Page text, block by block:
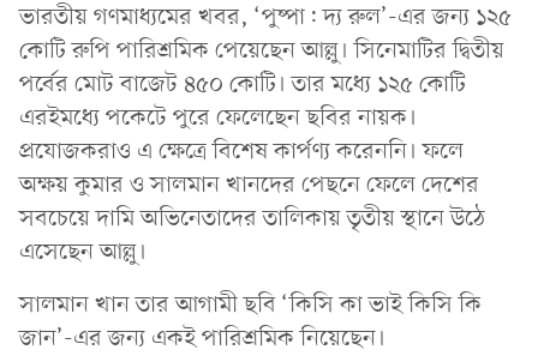
ভারতীয় গণমাধ্যমের খবর, ‘পুষ্পা: দ্য রুল’-এর জন্য ১২৫
কোটি রুপি পারিশ্রমিক পেয়েছেন আল্লু। সিনেমাটির দ্বিতীয়
পর্বের মোট বাজেট ৪৫০ কোটি। তার মধ্যে ১২৫ কোটি
এরইমধ্যে পকেটে পুরে ফেলেছেন ছবির নায়ক।
প্রযোজকরাও এ ক্ষেত্রে বিশেষ কার্পণ্য করেননি। ফলে
অক্ষয় কুমার ও সালমান খানদের পেছনে ফেলে দেশের
সবচেয়ে দামি অভিনেতাদের তালিকায় তৃতীয় স্থানে উঠে
এসেছেন আল্লু।
সালমান খান তার আগামী ছবি ‘কিসি কা ভাই কিসি কি
জান’-এর জন্য একই পারিশ্রমিক নিয়েছেন।